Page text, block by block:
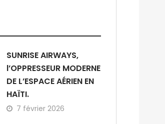
SUNRISE AIRWAYS,
l’OPPRESSEUR MODERNE
DE L’ESPACE AÉRIEN EN
HAÏTI.
7 février 2026